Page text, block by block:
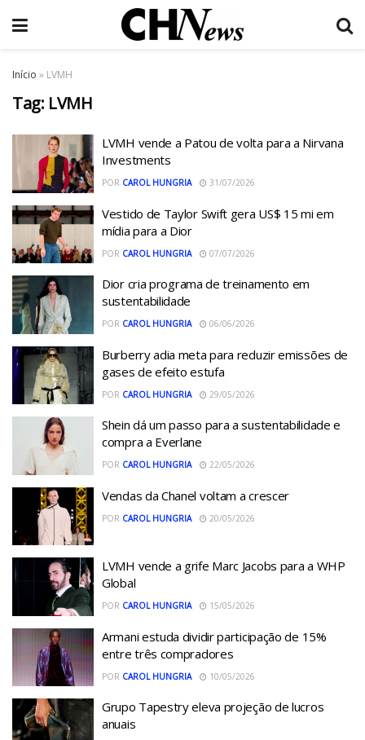
Início » LVMH
Tag: LVMH
LVMH vende a Patou de volta para a Nirvana
Investments
POR CAROL HUNGRIA 31/07/2026
Vestido de Taylor Swift gera US$ 15 mi em
mídia para a Dior
POR CAROL HUNGRIA 07/07/2026
Dior cria programa de treinamento em
sustentabilidade
POR CAROL HUNGRIA 06/06/2026
Burberry adia meta para reduzir emissões de
gases de efeito estufa
POR CAROL HUNGRIA 29/05/2026
Shein dá um passo para a sustentabilidade e
compra a Everlane
POR CAROL HUNGRIA 22/05/2026
Vendas da Chanel voltam a crescer
POR CAROL HUNGRIA 20/05/2026
LVMH vende a grife Marc Jacobs para a WHP
Global
POR CAROL HUNGRIA 15/05/2026
Armani estuda dividir participação de 15%
entre três compradores
POR CAROL HUNGRIA 10/05/2026
Grupo Tapestry eleva projeção de lucros
anuais